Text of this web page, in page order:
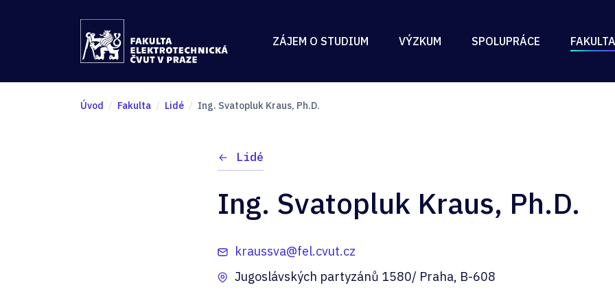
ZÁJEM O STUDIUM VÝZKUM SPOLUPRÁCE FAKULTA
Úvod Fakulta Lidé Ing. Svatopluk Kraus, Ph.D.
Lidé
Ing. Svatopluk Kraus, Ph.D.
kraussva@fel.cvut.cz
Jugoslávských partyzánů 1580/ Praha, B-608